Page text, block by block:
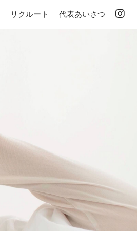
リクルート 代表あいさつ